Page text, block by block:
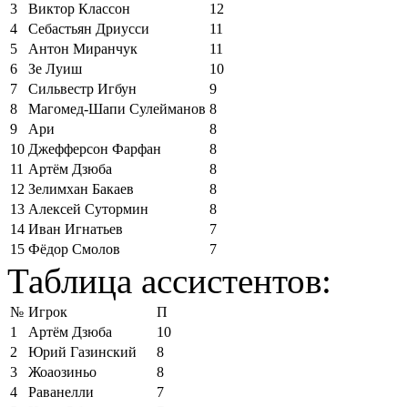
3
Виктор Классон
12
4
Себастьян Дриусси
11
5
Антон Миранчук
11
6
Зе Луиш
10
7
Сильвестр Игбун
9
8
Магомед-Шапи Сулейманов 8
9
Ари
8
10 Джефферсон Фарфан
8
11 Артём Дзюба
8
12 Зелимхан Бакаев
8
13 Алексей Сутормин
8
14 Иван Игнатьев
7
15 Фёдор Смолов 7
Таблица ассистентов:
№ Игрок
П
1
Артём Дзюба
10
2
Юрий Газинский
8
3
Жоаозиньо
8
4
Раванелли
7